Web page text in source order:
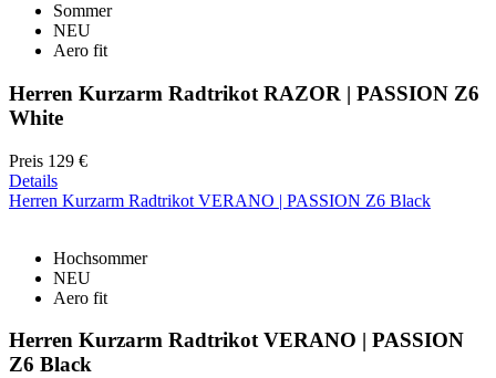
Sommer
NEU
Aero fit
Herren Kurzarm Radtrikot RAZOR | PASSION Z6
White
Preis 129 €
Details
Herren Kurzarm Radtrikot VERANO | PASSION Z6 Black
Hochsommer
NEU
Aero fit
Herren Kurzarm Radtrikot VERANO | PASSION
Z6 Black